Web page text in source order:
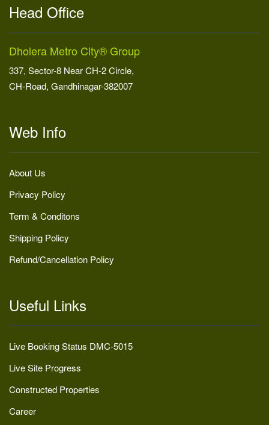
Head Office
Dholera Metro City® Group
337, Sector-8 Near CH-2 Circle,
CH-Road, Gandhinagar-382007
Web Info
About Us
Privacy Policy
Term & Conditons
Shipping Policy
Refund/Cancellation Policy
Useful Links
Live Booking Status DMC-5015
Live Site Progress
Constructed Properties
Career